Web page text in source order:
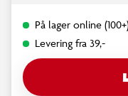
På lager online
Levering fra 39,-